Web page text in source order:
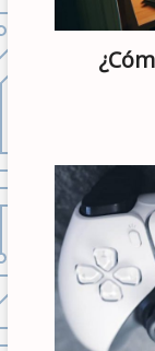
¿Cómo quitar anuncios de